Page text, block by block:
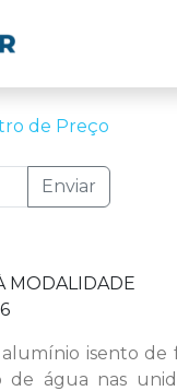
de Preço
Enviar
MODALIDADE
isento de
de água nas